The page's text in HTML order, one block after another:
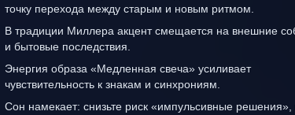
точку перехода между старым и новым ритмом.
В традиции Миллера акцент смещается на внешние
и бытовые последствия.
Энергия образа «Медленная свеча» усиливает
чувствительность к знакам и синхрониям.
Сон намекает: снизьте риск «импульсивные решения»,